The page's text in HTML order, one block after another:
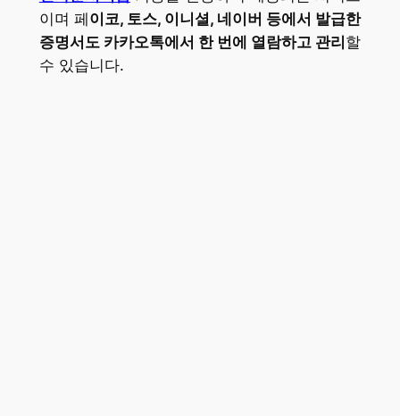
이며 페 이코, 토스, 이니셜, 네이버 등에서 발급한
증명서도 카카오톡에서 한 번에 열람하고 관리 할
수 있습니다.